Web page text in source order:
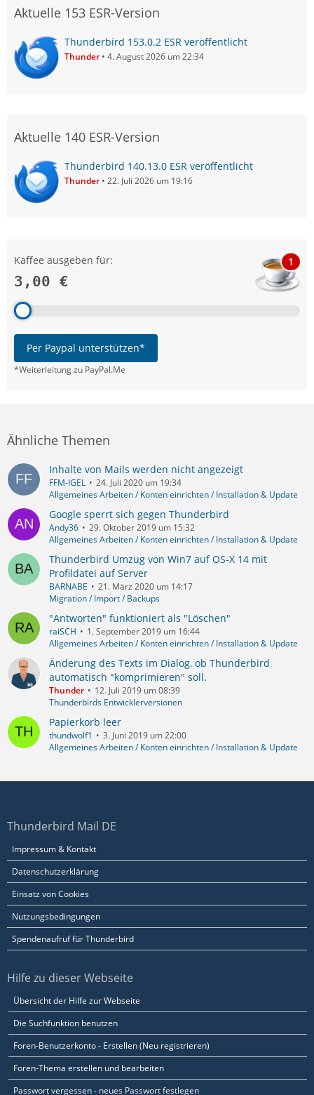
Aktuelle 153 ESR-Version
Thunderbird 153.0.2 ESR veröffentlicht
Thunder 4. August 2026 um 22:34
Aktuelle 140 ESR-Version
Thunderbird 140.13.0 ESR veröffentlicht
Thunder 22. Juli 2026 um 19:16
Kaffee ausgeben für:
3,00 €
1
Per Paypal unterstützen*
*Weiterleitung zu PayPal.Me
Ähnliche Themen
Inhalte von Mails werden nicht angezeigt
FFM-IGEL
24. Juli 2020 um 19:34
Allgemeines Arbeiten / Konten einrichten / Installation & Update
Google sperrt sich gegen Thunderbird
Andy36
29. Oktober 2019 um 15:32
Allgemeines Arbeiten / Konten einrichten / Installation & Update
Thunderbird Umzug von Win7 auf OS-X 14 mit
Profildatei auf Server
BARNABE
21. März 2020 um 14:17
Migration / Import / Backups
"Antworten" funktioniert als "Löschen"
raiSCH
1. September 2019 um 16:44
Allgemeines Arbeiten / Konten einrichten / Installation & Update
Änderung des Texts im Dialog, ob Thunderbird
automatisch "komprimieren" soll.
Thunder
12. Juli 2019 um 08:39
Thunderbirds Entwicklerversionen
Papierkorb leer
thundwolf1
3. Juni 2019 um 22:00
Allgemeines Arbeiten / Konten einrichten / Installation & Update
Thunderbird Mail DE
Impressum & Kontakt
Datenschutzerklärung
Einsatz von Cookies
Nutzungsbedingungen
Spendenaufruf für Thunderbird
Hilfe zu dieser Webseite
Übersicht der Hilfe zur Webseite
Die Suchfunktion benutzen
Foren-Benutzerkonto - Erstellen (Neu registrieren)
Foren-Thema erstellen und bearbeiten
Passwort vergessen - neues Passwort festlegen